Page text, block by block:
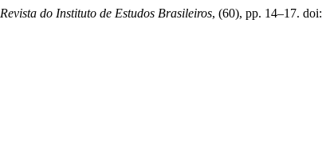
Revista do Instituto de Estudos Brasileiros, (60), pp. 14–17. doi: